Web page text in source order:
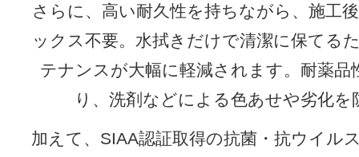
さらに、高い耐久性を持ちながら、施工
ックス不要。水拭きだけで清潔に保てる
テナンスが大幅に軽減されます。耐薬品
り、洗剤などによる色あせや劣化を
加えて、SIAA認証取得の抗菌・抗ウイル